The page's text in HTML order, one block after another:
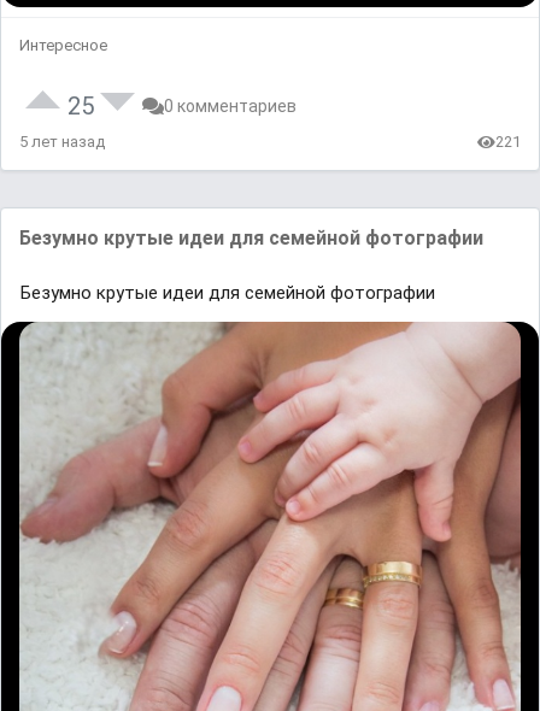
Интересное
25 0 комментариев
5 лет назад 221
Безумно крутые идеи для семейной фотографии
Безумно крутые идеи для семейной фотографии